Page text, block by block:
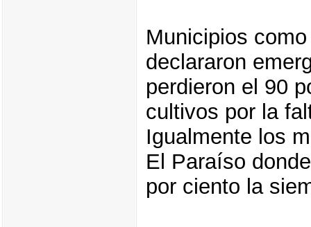
Municipios
declararon
perdieron el 90
cultivos por la
Igualmente los
El Paraíso
por ciento la